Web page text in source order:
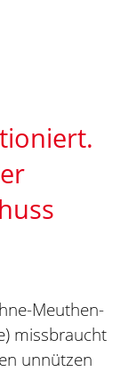
Meuthen-
missbraucht
unnützen